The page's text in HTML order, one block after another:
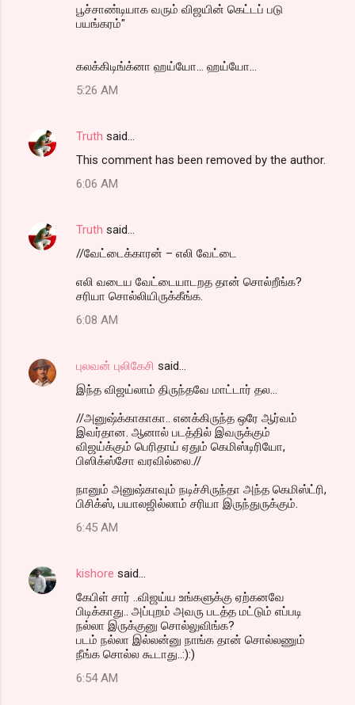
பூச்சாண்டியாக வரும் விஜயின் கெட்டப் படு
பயங்கரம்"
கலக்கிடிங்க்னா ஹய்யோ... ஹய்யோ...
5:26 AM
Truth said…
This comment has been removed by the author.
6:06 AM
Truth said…
//வேட்டைக்காரன் – எலி வேட்டை
எலி வடைய வேட்டையாடறத தான் சொல்றீங்க?
சரியா சொல்லியிருக்கீங்க.
6:08 AM
புலவன் புலிகேசி said…
இந்த விஜய்லாம் திருந்தவே மாட்டார் தல...
//அனுஷ்க்காகாகா.. எனக்கிருந்த ஒரே ஆர்வம்
இவர்தான. ஆனால் படத்தில் இவருக்கும்
விஜய்க்கும் பெரிதாய் ஏதும் கெமிஸ்டிரியோ,
பிஸிக்ஸ்சோ வரவில்லை.//
நானும் அனுஷ்காவும் நடிச்சிருந்தா அந்த கெமிஸ்ட்ரி,
பிசிக்ஸ், பயாலஜில்லாம் சரியா இருந்துருக்கும்.
6:45 AM
kishore said…
கேபிள் சார் ..விஜய்ய உங்களுக்கு ஏற்கனவே
பிடிக்காது.. அப்புறம் அவரு படத்த மட்டும் எப்படி
நல்லா இருக்குனு சொல்லுவிங்க?
படம் நல்லா இல்லன்னு நாங்க தான் சொல்லணும்
நீங்க சொல்ல கூடாது..:):)
6:54 AM